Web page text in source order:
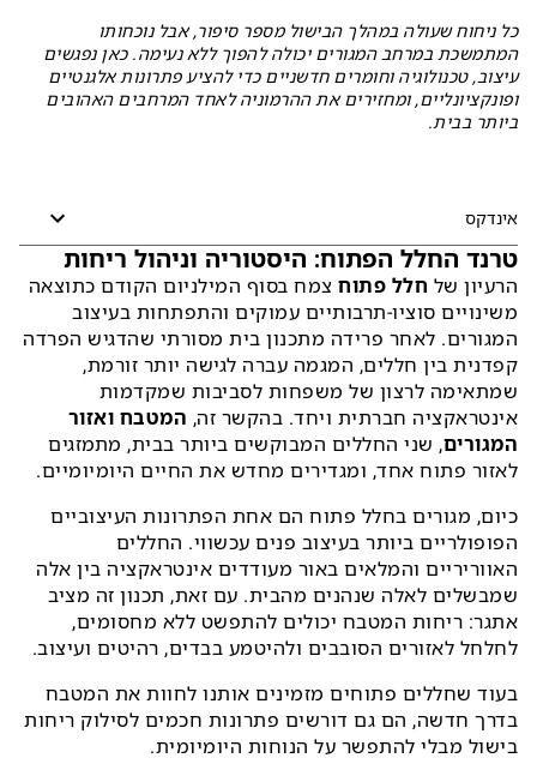
כל ניחוח שעולה במהלך הבישול מספר סיפור, אבל נוכחותו
המתמשכת במרחב המגורים יכולה להפוך ללא נעימה. כאן נפגשים
עיצוב, טכנולוגיה וחומרים חדשניים כדי להציע פתרונות אלגנטיים
ופונקציונליים, ומחזירים את ההרמוניה לאחד המרחבים האהובים
ביותר בבית.
אינדקס
טרנד החלל הפתוח: היסטוריה וניהול ריחות
הרעיון של חלל פתוח צמח בסוף המילניום הקודם כתוצאה
משינויים סוציו-תרבותיים עמוקים והתפתחות בעיצוב
המגורים. לאחר פרידה מתכנון בית מסורתי שהדגיש הפרדה
קפדנית בין חללים, המגמה עברה לגישה יותר זורמת,
שמתאימה לרצון של משפחות לסביבות שמקדמות
אינטראקציה חברתית ויחד. בהקשר זה, המטבח ואזור
המגורים, שני החללים המבוקשים ביותר בבית, מתמזגים
לאזור פתוח אחד, ומגדירים מחדש את החיים היומיומיים.
כיום, מגורים בחלל פתוח הם אחת הפתרונות העיצוביים
הפופולריים ביותר בעיצוב פנים עכשווי. החללים
האווריריים והמלאים באור מעודדים אינטראקציה בין אלה
שמבשלים לאלה שנהנים מהבית. עם זאת, תכנון זה מציב
אתגר: ריחות המטבח יכולים להתפשט ללא מחסומים,
לחלחל לאזורים הסובבים ולהיטמע בבדים, רהיטים ועיצוב.
בעוד שחללים פתוחים מזמינים אותנו לחוות את המטבח
בדרך חדשה, הם גם דורשים פתרונות חכמים לסילוק ריחות
בישול מבלי להתפשר על הנוחות היומיומית.